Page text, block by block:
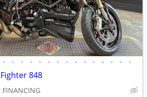
• • • • • • • • • • • • • • •
848
FINANCING